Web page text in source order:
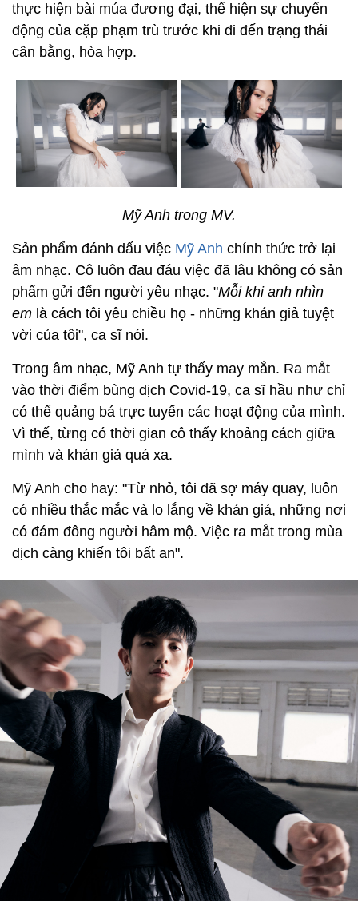
thực hiện bài múa đương đại, thể hiện sự chuyển
động của cặp phạm trù trước khi đi đến trạng thái
cân bằng, hòa hợp.
Mỹ Anh trong MV.
Sản phẩm đánh dấu việc Mỹ Anh chính thức trở lại
âm nhạc. Cô luôn đau đáu việc đã lâu không có sản
phẩm gửi đến người yêu nhạc. "Mỗi khi anh nhìn
em là cách tôi yêu chiều họ - những khán giả tuyệt
vời của tôi", ca sĩ nói.
Trong âm nhạc, Mỹ Anh tự thấy may mắn. Ra mắt
vào thời điểm bùng dịch Covid-19, ca sĩ hầu như chỉ
có thể quảng bá trực tuyến các hoạt động của mình.
Vì thế, từng có thời gian cô thấy khoảng cách giữa
mình và khán giả quá xa.
Mỹ Anh cho hay: "Từ nhỏ, tôi đã sợ máy quay, luôn
có nhiều thắc mắc và lo lắng về khán giả, những nơi
có đám đông người hâm mộ. Việc ra mắt trong mùa
dịch càng khiến tôi bất an".